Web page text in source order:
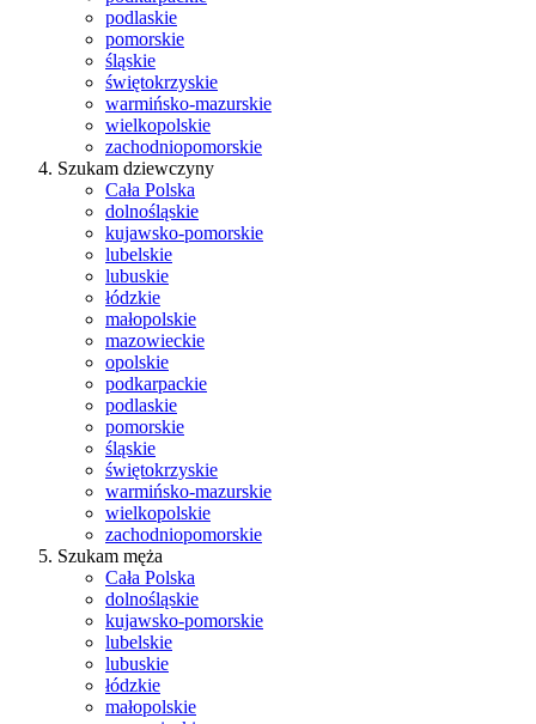
podlaskie
pomorskie
śląskie
świętokrzyskie
warmińsko-mazurskie
wielkopolskie
zachodniopomorskie
Szukam dziewczyny
Cała Polska
dolnośląskie
kujawsko-pomorskie
lubelskie
lubuskie
łódzkie
małopolskie
mazowieckie
opolskie
podkarpackie
podlaskie
pomorskie
śląskie
świętokrzyskie
warmińsko-mazurskie
wielkopolskie
zachodniopomorskie
Szukam męża
Cała Polska
dolnośląskie
kujawsko-pomorskie
lubelskie
lubuskie
łódzkie
małopolskie